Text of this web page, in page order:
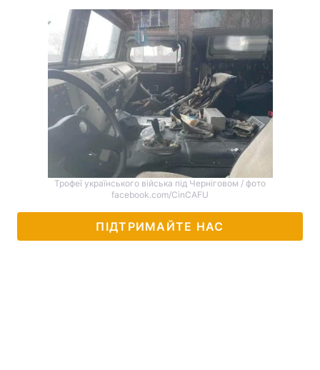
Трофеї українського війська під Черніговом / фото
facebook.com/CinCAFU
ПІДТРИМАЙТЕ НАС